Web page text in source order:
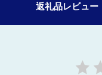
返礼品レビュー